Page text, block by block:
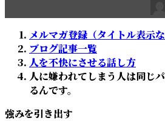
終
更
新
日
時
メルマガ登録（タイトル表示な
ブログ記事一覧
人を不快にさせる話し方
人に嫌われてしまう人は同じ
るんです。
強みを引き出す